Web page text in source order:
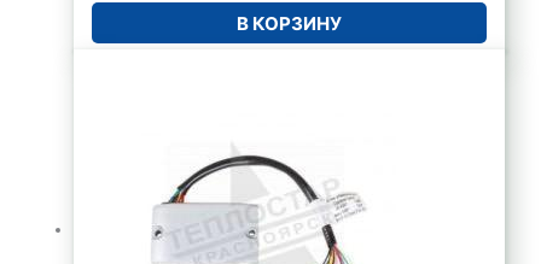
В КОРЗИНУ